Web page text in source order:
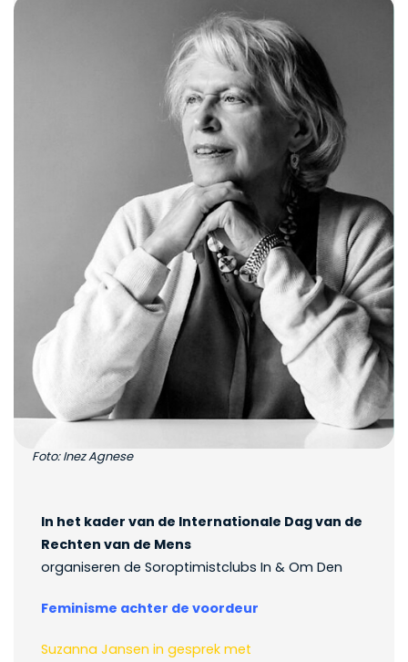
Foto: Inez Agnese
In het kader van de Internationale Dag van de
Rechten van de Mens
organiseren de Soroptimistclubs In & Om Den
Feminisme achter de voordeur
Suzanna Jansen in gesprek met